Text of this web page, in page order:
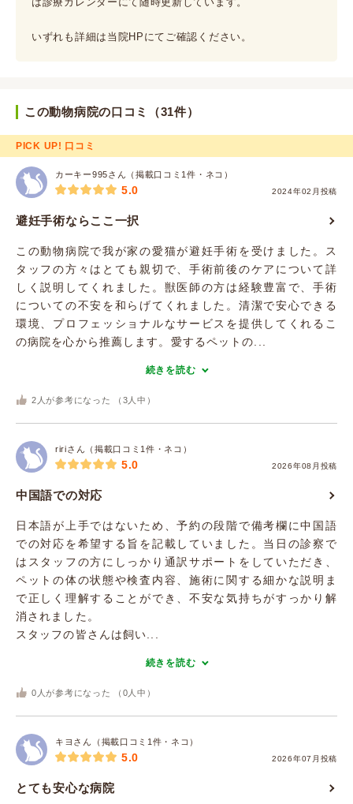
いずれも詳細は当院HPにてご確認ください。
この動物病院の口コミ（31件）
PICK UP! 口コミ
カーキー995さん（掲載口コミ1件・ネコ）
2024年02月投稿
5.0
避妊手術ならここ一択
この動物病院で我が家の愛猫が避妊手術を受けました。ス
タッフの方々はとても親切で、手術前後のケアについて詳
しく説明してくれました。獣医師の方は経験豊富で、手術
についての不安を和らげてくれました。清潔で安心できる
環境、プロフェッショナルなサービスを提供してくれるこ
の病院を心から推薦します。愛するペットの...
続きを読む
2 人が参考になった （ 3 人中）
ririさん（掲載口コミ1件・ネコ）
2026年08月投稿
5.0
中国語での対応
日本語が上手ではないため、予約の段階で備考欄に中国語
での対応を希望する旨を記載していました。当日の診察で
はスタッフの方にしっかり通訳サポートをしていただき、
ペットの体の状態や検査内容、施術に関する細かな説明ま
で正しく理解することができ、不安な気持ちがすっかり解
消されました。
スタッフの皆さんは飼い...
続きを読む
0 人が参考になった （ 0 人中）
キヨさん（掲載口コミ1件・ネコ）
2026年07月投稿
5.0
とても安心な病院